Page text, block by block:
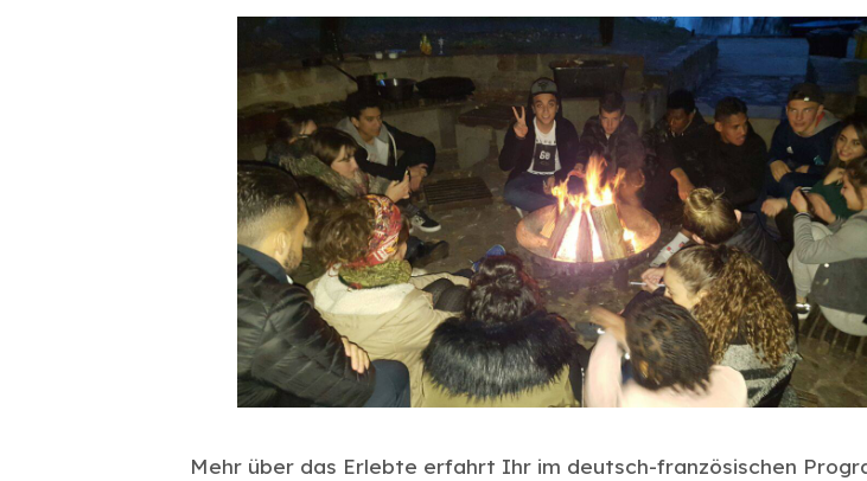
Mehr über das Erlebte erfahrt Ihr im deutsch-französischen